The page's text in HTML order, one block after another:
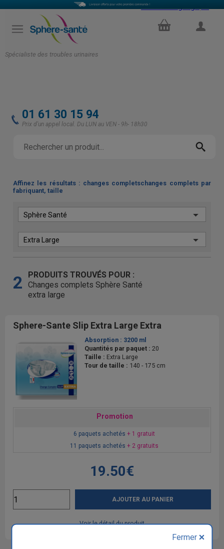
Spécialiste des troubles urinaires
Select Language
PANIER
01 61 30 15 94
Prix d'un appel local. Du LUN au VEN - 9h- 18h30
Affinez les résultats : changes completschanges complets par
fabriquant, taille
2
PRODUITS TROUVÉS POUR :
Changes complets Sphère Santé
extra large
Sphere-Sante Slip Extra Large Extra
Absorption : 3200 ml
Quantités par paquet : 20
Taille : Extra Large
Tour de taille : 140 - 175 cm
Promotion
6 paquets achetés + 1 gratuit
11 paquets achetés + 2 gratuits
19.50€
AJOUTER AU PANIER
Voir le détail du produit
Fermer